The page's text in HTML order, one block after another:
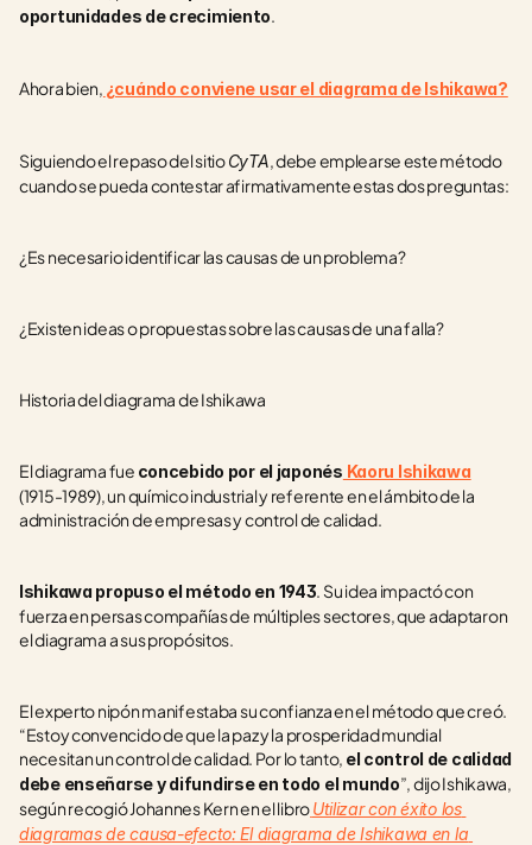
oportunidades de crecimiento.
Ahora bien, ¿cuándo conviene usar el diagrama de Ishikawa?
Siguiendo el repaso del sitio CyTA, debe emplearse este método
cuando se pueda contestar afirmativamente estas dos preguntas:
¿Es necesario identificar las causas de un problema?
¿Existen ideas o propuestas sobre las causas de una falla?
Historia del diagrama de Ishikawa
El diagrama fue concebido por el japonés Kaoru Ishikawa
(1915-1989), un químico industrial y referente en el ámbito de la
administración de empresas y control de calidad.
Ishikawa propuso el método en 1943. Su idea impactó con
fuerza en persas compañías de múltiples sectores, que adaptaron
el diagrama a sus propósitos.
El experto nipón manifestaba su confianza en el método que creó.
“Estoy convencido de que la paz y la prosperidad mundial
necesitan un control de calidad. Por lo tanto, el control de calidad
debe enseñarse y difundirse en todo el mundo”, dijo Ishikawa,
según recogió Johannes Kern en el libroUtilizar con éxito los
diagramas de causa-efecto: El diagrama de Ishikawa en la